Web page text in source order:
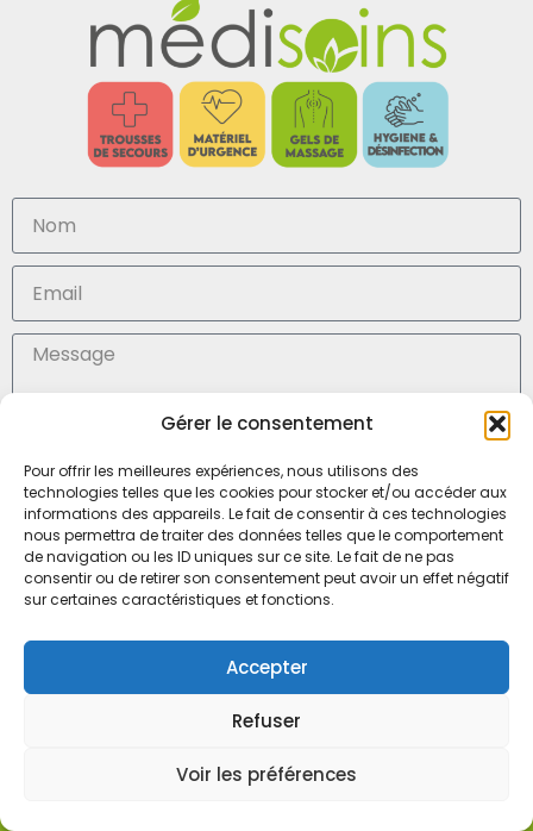
Gérer le consentement
Pour offrir les meilleures expériences, nous utilisons des
technologies telles que les cookies pour stocker et/ou accéder aux
informations des appareils. Le fait de consentir à ces technologies
nous permettra de traiter des données telles que le comportement
de navigation ou les ID uniques sur ce site. Le fait de ne pas
consentir ou de retirer son consentement peut avoir un effet négatif
sur certaines caractéristiques et fonctions.
Accepter
Refuser
Voir les préférences
En soumettant ce formulaire, j'accepte la (
politique de confidentialité des données)
Envoyer
SARL Médisoins, Mr Julien Marteau
53000 LAVAL – FRANCE
Mobile 06 21 20 42 44
– Développement web : Com L’Eléphant